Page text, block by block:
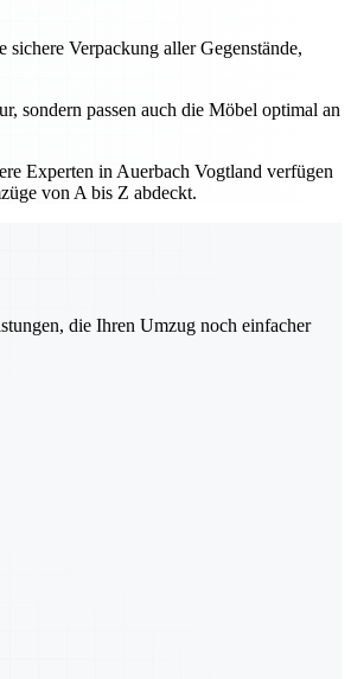
Verpackung aller Gegenstände,
sondern passen auch die Möbel optimal an
Experten in Auerbach Vogtland verfügen
von A bis Z abdeckt.
die Ihren Umzug noch einfacher